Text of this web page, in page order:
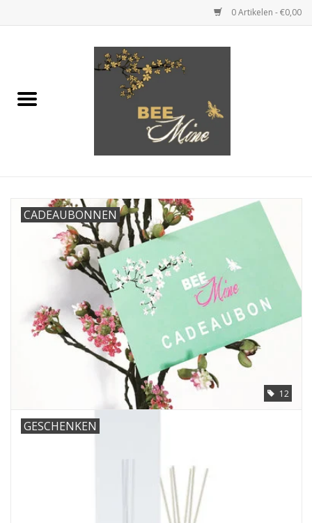
0 Artikelen - €0,00
KLEDING
HANDTASSEN & KLEINE
LEDERWAREN
CADEAUBONNEN
SJAALS, MUTSEN &
HAARBANDEN
KOOPJES
CADEAUBONNEN
12
GESCHENKEN